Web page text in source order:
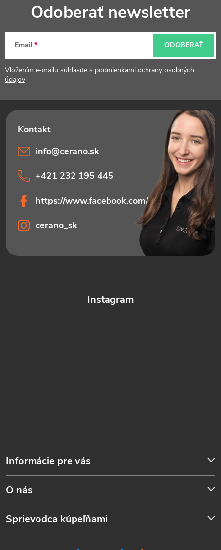
p
ä
i
e
Odoberať newsletter
Email
Vložením e-mailu súhlasíte s podmienkami ochrany osobných
údajov
ODOBERAŤ
Instagram
Informácie pre vás
O nás
Sprievodca kúpeľňami
info@cerano.sk
+421 232 195 445
https://www.facebook.com/ceranosk
cerano_sk